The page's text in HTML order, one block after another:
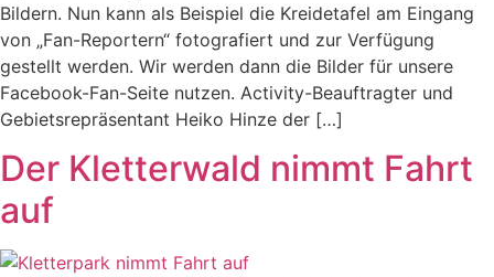
Bildern. Nun kann als Beispiel die Kreidetafel am Eingang
von „Fan-Reportern“ fotografiert und zur Verfügung
gestellt werden. Wir werden dann die Bilder für unsere
Facebook-Fan-Seite nutzen. Activity-Beauftragter und
Gebietsrepräsentant Heiko Hinze der […]
Der Kletterwald nimmt Fahrt
auf